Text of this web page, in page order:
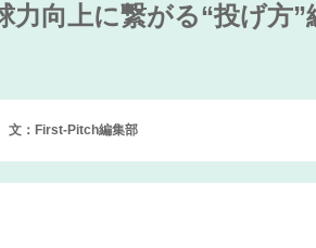
力向上に繋がる“投げ
文：First-Pitch編集部